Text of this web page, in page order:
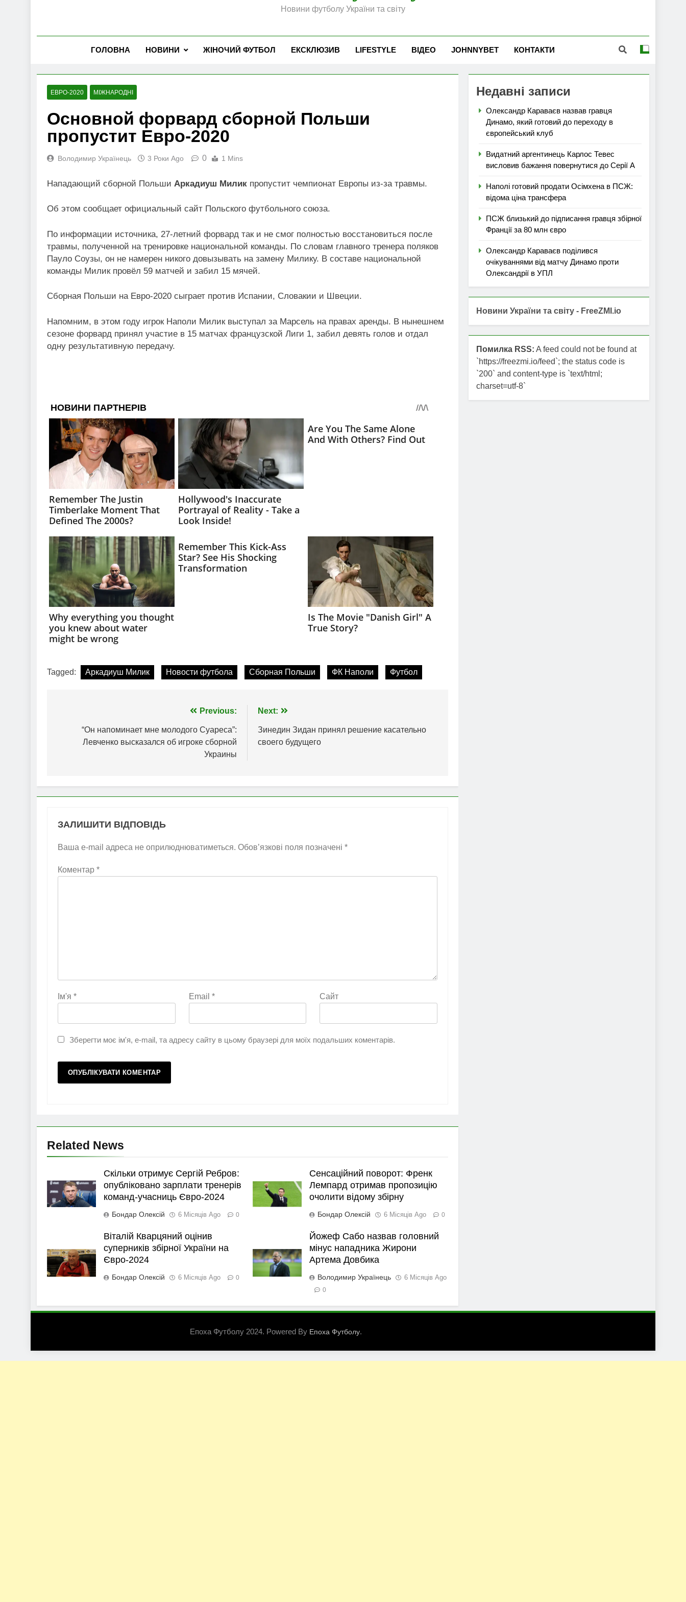
Новини футболу України та світу
ГОЛОВНА НОВИНИ ЖІНОЧИЙ ФУТБОЛ ЕКСКЛЮЗИВ LIFESTYLE ВІДЕО JOHNNYBET КОНТАКТИ
ЕВРО-2020 МІЖНАРОДНІ
Основной форвард сборной Польши
пропустит Евро-2020
Володимир Українець 3 Роки Ago 0 1 Mins
Нападающий сборной Польши Аркадиуш Милик пропустит чемпионат Европы из-за травмы.
Об этом сообщает официальный сайт Польского футбольного союза.
По информации источника, 27-летний форвард так и не смог полностью восстановиться после
травмы, полученной на тренировке национальной команды. По словам главного тренера поляков
Пауло Соузы, он не намерен никого довызывать на замену Милику. В составе национальной
команды Милик провёл 59 матчей и забил 15 мячей.
Сборная Польши на Евро-2020 сыграет против Испании, Словакии и Швеции.
Напомним, в этом году игрок Наполи Милик выступал за Марсель на правах аренды. В нынешнем
сезоне форвард принял участие в 15 матчах французской Лиги 1, забил девять голов и отдал
одну результативную передачу.
Tagged: Аркадиуш Милик Новости футбола Сборная Польши ФК Наполи Футбол
записів
Previous:
“Он напоминает мне молодого Суареса”:
Левченко высказался об игроке сборной
Украины
Next:
Зинедин Зидан принял решение касательно
своего будущего
ЗАЛИШИТИ ВІДПОВІДЬ
Ваша e-mail адреса не оприлюднюватиметься. Обов’язкові поля позначені *
Коментар *
Ім'я * Email * Сайт
Зберегти моє ім'я, e-mail, та адресу сайту в цьому браузері для моїх подальших коментарів.
Related News
Скільки отримує Сергій Ребров:
опубліковано зарплати тренерів
команд-учасниць Євро-2024
Бондар Олексій 6 Місяців Ago 0
Сенсаційний поворот: Френк
Лемпард отримав пропозицію
очолити відому збірну
Бондар Олексій 6 Місяців Ago 0
Віталій Кварцяний оцінив
суперників збірної України на
Євро-2024
Бондар Олексій 6 Місяців Ago 0
Йожеф Сабо назвав головний
мінус нападника Жирони
Артема Довбика
Володимир Українець 6 Місяців Ago
0
Недавні записи
Олександр Караваєв назвав гравця
Динамо, який готовий до переходу в
європейський клуб
Видатний аргентинець Карлос Тевес
висловив бажання повернутися до Серії А
Наполі готовий продати Осімхена в ПСЖ:
відома ціна трансфера
ПСЖ близький до підписання гравця збірної
Франції за 80 млн євро
Олександр Караваєв поділився
очікуваннями від матчу Динамо проти
Олександрії в УПЛ
Новини України та світу - FreeZMI.io
Помилка RSS: A feed could not be found at
`https://freezmi.io/feed`; the status code is
`200` and content-type is `text/html;
charset=utf-8`
Епоха Футболу 2024. Powered By Епоха Футболу.